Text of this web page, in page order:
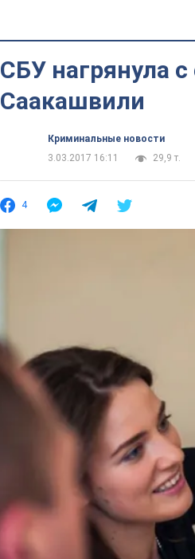
СБУ нагрянула
Саакашвили
Криминальные новости
3.03.2017 16:11
29,9 т.
4